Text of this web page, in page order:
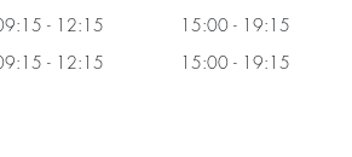
- 12:15
15:00 - 19:15
- 12:15
15:00 - 19:15